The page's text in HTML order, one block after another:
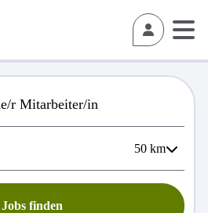
50 km
Jobs finden